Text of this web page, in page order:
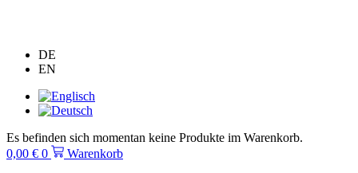
DE
EN
Es befinden sich momentan keine Produkte im Warenkorb.
0,00 € 0
Warenkorb